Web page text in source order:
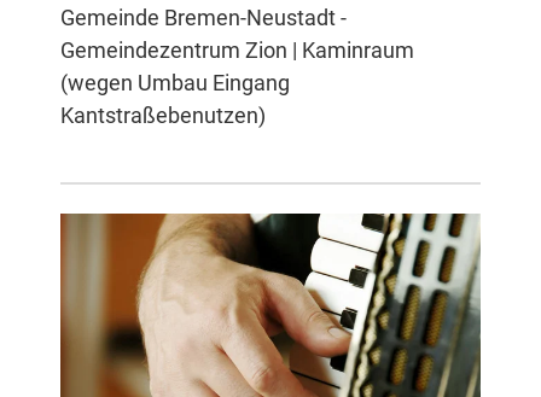
Gemeinde Bremen-Neustadt -
Gemeindezentrum Zion | Kaminraum
(wegen Umbau Eingang
Kantstraßebenutzen)